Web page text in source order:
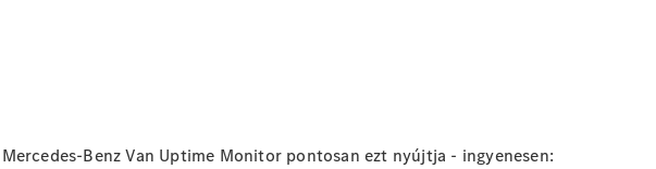
Benz Van Uptime Monitor pontosan ezt nyújtja - ingyenesen: